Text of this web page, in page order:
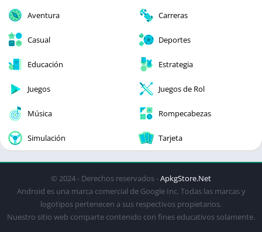
Aventura Carreras
Casual Deportes
Educación Estrategia
Juegos Juegos de Rol
Música Rompecabezas
Simulación Tarjeta
© 2024 - Derechos reservados -ApkgStore.Net
Android es una marca comercial de Google Inc. Todas las marcas y
logotipos pertenecen a sus respectivos propietarios.
Nuestro sitio web comparte contenido con fines educativos solamente.